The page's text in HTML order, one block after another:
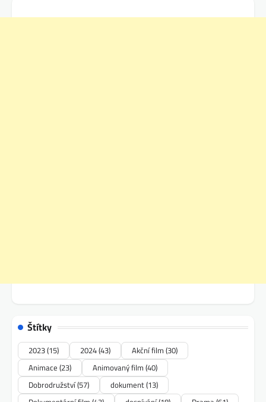
Štítky
2023(15) 2024(43) Akční film (30)
Animace (23) Animovaný film (40)
Dobrodružství(57) dokument(13)